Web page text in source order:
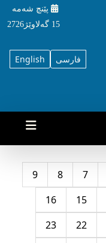
پێنچ شه‌مه‌
15 گه‌لاوێژ2726
English فارسی
7
8
9
15
16
22
23